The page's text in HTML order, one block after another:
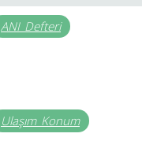
ANI_Defteri
Ulaşım_Konum